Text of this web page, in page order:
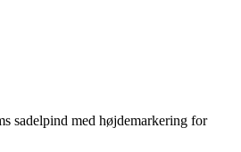
sadelpind med højdemarkering for